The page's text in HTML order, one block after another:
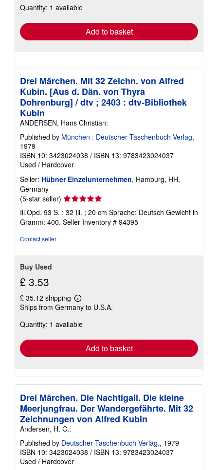
shipping
Quantity: 1 available
Add to basket
Drei Märchen. Mit 32 Zeichn. von Alfred
Kubin. [Aus d. Dän. von Thyra
Dohrenburg] / dtv ; 2403 : dtv-Bibliothek
Kubin
ANDERSEN, Hans Christian:
Published by München : Deutscher Taschenbuch-Verlag,
1979
ISBN 10: 3423024038 / ISBN 13: 9783423024037
Used / Hardcover
Seller: Hübner Einzelunternehmen, Hamburg, HH,
Germany
(5-star seller) Seller
rating
5
out
Ill.Opd. 93 S. : 32 Ill. ; 20 cm Sprache: Deutsch Gewicht in
Gramm: 400. Seller Inventory # 94395
Contact seller
Buy Used
£ 3.53
£ 35.12 shipping
Learn
more
shipping
Ships from Germany to U.S.A.
Quantity: 1 available
Add to basket
Drei Märchen. Die Nachtigall. Die kleine
Meerjungfrau. Der Wandergefährte. Mit 32
Zeichnungen von Alfred Kubin
Andersen, H. C.:
Published by Deutscher Taschenbuch Verlag,, 1979
ISBN 10: 3423024038 / ISBN 13: 9783423024037
Used / Hardcover